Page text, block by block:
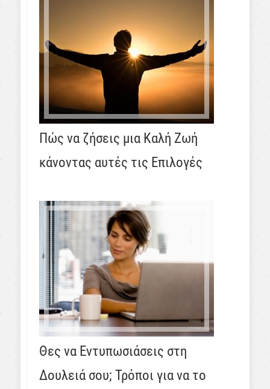
Πώς να ζήσεις μια Καλή Ζωή
κάνοντας αυτές τις Επιλογές
Θες να Εντυπωσιάσεις στη
Δουλειά σου; Τρόποι για να το